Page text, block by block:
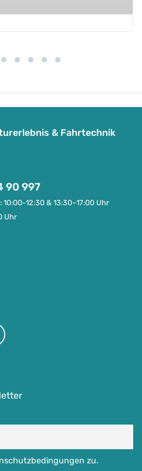
& Fahrtechnik
90 997
12:30 & 13:30–17:00 Uhr
Uhr
zu.